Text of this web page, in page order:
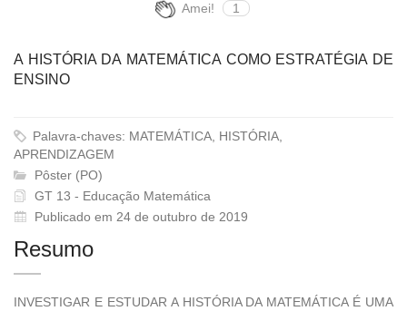
Amei! 1
A HISTÓRIA DA MATEMÁTICA COMO ESTRATÉGIA DE
ENSINO
Palavra-chaves: MATEMÁTICA, HISTÓRIA,
APRENDIZAGEM
Pôster (PO)
GT 13 - Educação Matemática
Publicado em 24 de outubro de 2019
Resumo
INVESTIGAR E ESTUDAR A HISTÓRIA DA MATEMÁTICA É UMA